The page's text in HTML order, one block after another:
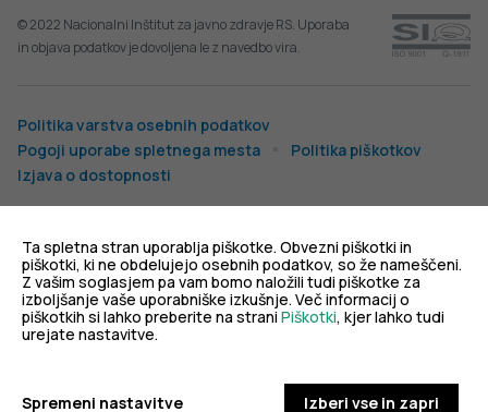
Politika varstva osebnih podatkov
Pogoji uporabe spletnega mesta
Politika piškotkov
Izjava o dostopnosti
© 2022 Nacionalni Inštitut za javno zdravje RS. Uporaba
in objava podatkov je dovoljena le z navedbo vira.
Slovenščina
Ta spletna stran uporablja piškotke. Obvezni piškotki in
piškotki, ki ne obdelujejo osebnih podatkov, so že nameščeni.
Z vašim soglasjem pa vam bomo naložili tudi piškotke za
izboljšanje vaše uporabniške izkušnje. Več informacij o
piškotkih si lahko preberite na strani Piškotki, kjer lahko tudi
urejate nastavitve.
Spremeni nastavitve Izberi vse in zapri